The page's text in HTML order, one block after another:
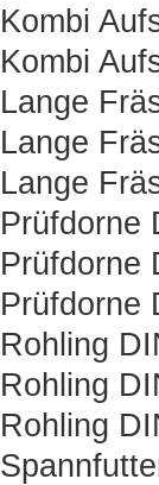
Kombi
Kombi
Lange
Lange
Lange
Prüfdorne
Prüfdorne
Prüfdorne
Rohling
Rohling
Rohling